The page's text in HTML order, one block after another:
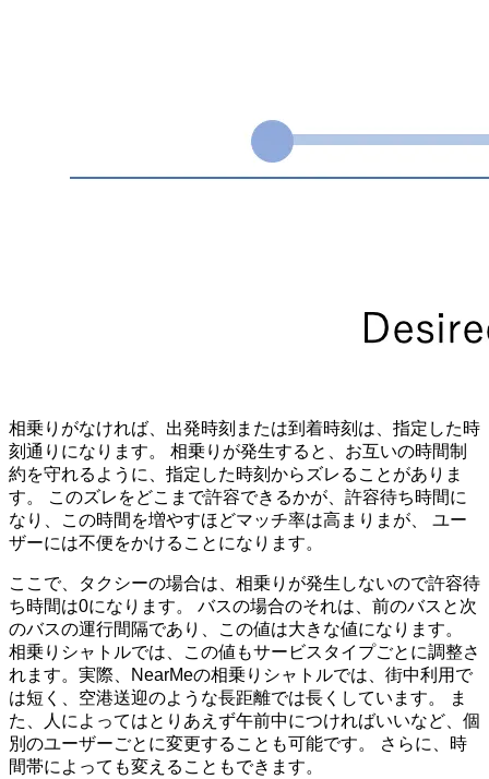
相乗りがなければ、出発時刻または到着時刻は、指定した時
刻通りになります。 相乗りが発生すると、お互いの時間制
約を守れるように、指定した時刻からズレることがありま
す。 このズレをどこまで許容できるかが、許容待ち時間に
なり、この時間を増やすほどマッチ率は高まりまが、 ユー
ザーには不便をかけることになります。
ここで、タクシーの場合は、相乗りが発生しないので許容待
ち時間は0になります。 バスの場合のそれは、前のバスと次
のバスの運行間隔であり、この値は大きな値になります。
相乗りシャトルでは、この値もサービスタイプごとに調整さ
れます。実際、NearMeの相乗りシャトルでは、街中利用で
は短く、空港送迎のような長距離では長くしています。 ま
た、人によってはとりあえず午前中につければいいなど、個
別のユーザーごとに変更することも可能です。 さらに、時
間帯によっても変えることもできます。